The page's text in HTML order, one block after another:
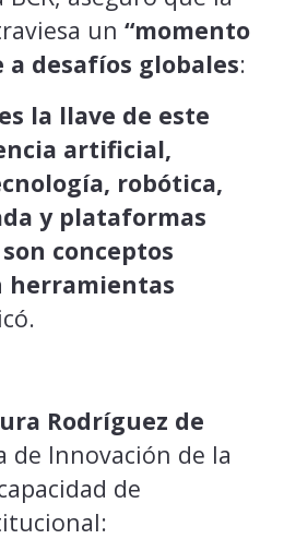
un “momento
desafíos globales:
la llave de este
artificial,
robótica,
y plataformas
conceptos
herramientas
Rodríguez de
de Innovación de la
de